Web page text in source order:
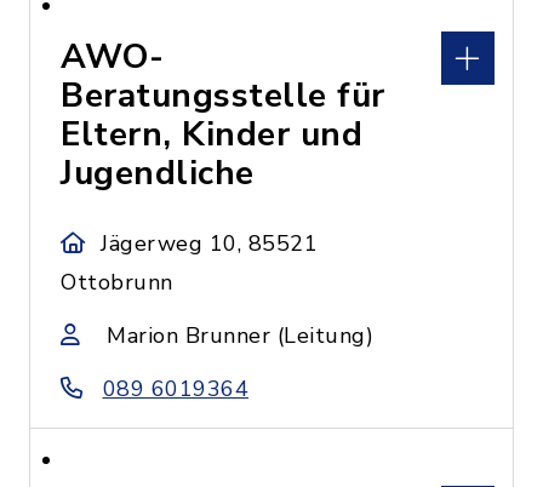
AWO-
Beratungsstelle für
Eltern, Kinder und
Jugendliche
Jägerweg 10, 85521
Ottobrunn
Marion Brunner (Leitung)
089 6019364